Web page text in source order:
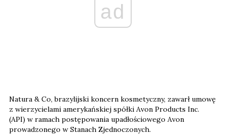
ad
Natura & Co, brazylijski koncern kosmetyczny, zawarł umowę
z wierzycielami amerykańskiej spółki Avon Products Inc.
(API) w ramach postępowania upadłościowego Avon
prowadzonego w Stanach Zjednoczonych.